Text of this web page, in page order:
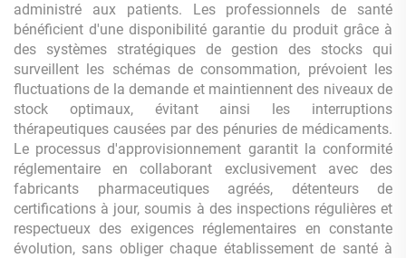
administré aux patients. Les professionnels de santé
bénéficient d'une disponibilité garantie du produit grâce à
des systèmes stratégiques de gestion des stocks qui
surveillent les schémas de consommation, prévoient les
fluctuations de la demande et maintiennent des niveaux de
stock optimaux, évitant ainsi les interruptions
thérapeutiques causées par des pénuries de médicaments.
Le processus d'approvisionnement garantit la conformité
réglementaire en collaborant exclusivement avec des
fabricants pharmaceutiques agréés, détenteurs de
certifications à jour, soumis à des inspections régulières et
respectueux des exigences réglementaires en constante
évolution, sans obliger chaque établissement de santé à